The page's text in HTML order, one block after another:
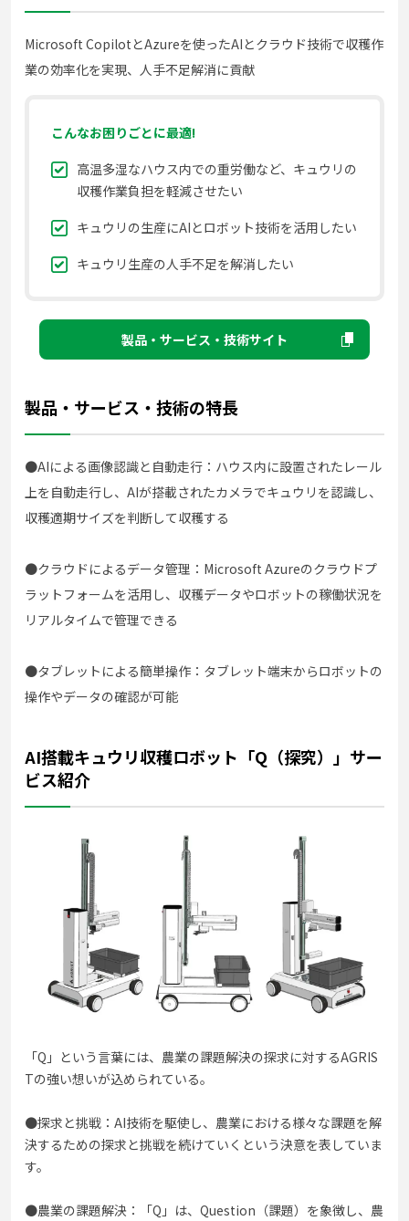
Microsoft CopilotとAzureを使ったAIとクラウド技術で収穫作
業の効率化を実現、人手不足解消に貢献
こんなお困りごとに最適!
高温多湿なハウス内での重労働など、キュウリの
収穫作業負担を軽減させたい
キュウリの生産にAIとロボット技術を活用したい
キュウリ生産の人手不足を解消したい
製品・サービス・技術サイト
製品・サービス・技術の特長
●AIによる画像認識と自動走行：ハウス内に設置されたレール
上を自動走行し、AIが搭載されたカメラでキュウリを認識し、
収穫適期サイズを判断して収穫する
●クラウドによるデータ管理：Microsoft Azureのクラウドプ
ラットフォームを活用し、収穫データやロボットの稼働状況を
リアルタイムで管理できる
●タブレットによる簡単操作：タブレット端末からロボットの
操作やデータの確認が可能
AI搭載キュウリ収穫ロボット「Q（探究）」サー
ビス紹介
「Q」という言葉には、農業の課題解決の探求に対するAGRIS
Tの強い想いが込められている。
●探求と挑戦：AI技術を駆使し、農業における様々な課題を解
決するための探求と挑戦を続けていくという決意を表していま
す。
●農業の課題解決：「Q」は、Question（課題）を象徴し、農